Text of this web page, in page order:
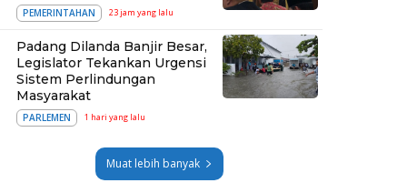
PEMERINTAHAN 23 jam yang lalu
Padang Dilanda Banjir Besar,
Legislator Tekankan Urgensi
Sistem Perlindungan
Masyarakat
PARLEMEN 1 hari yang lalu
Muat lebih banyak